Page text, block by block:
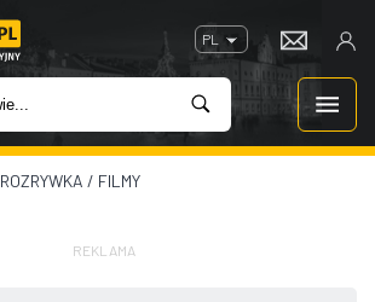
PL
ROZRYWKA / FILMY
REKLAMA